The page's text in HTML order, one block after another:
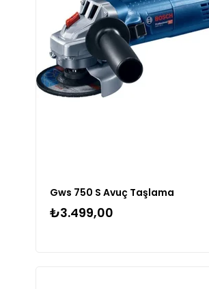
Gws 750 S Avuç Taşlama
₺3.499,00